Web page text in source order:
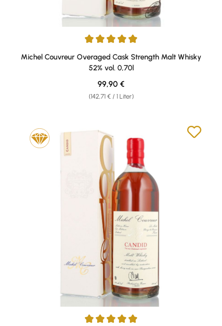
Durchschnittliche Bewertung von 5 von 5 Sternen
Michel Couvreur Overaged Cask Strength Malt Whisky
52% vol. 0,70l
(142,71 € / 1 Liter)
Regulärer Preis:
99,90 €